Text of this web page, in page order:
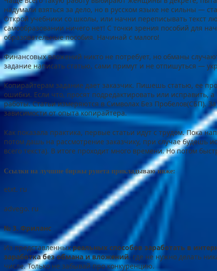
надумали взяться за дело, но в русском языке не сильны —
Открой учебники со школы, или начни переписывать текст
самообразовании ничего нет! С точки зрения пособий
образовательные пособия. Начинай с малого!
Финансовых вложений никто не потребует, но обманы
задание написать статью, сами примут и не отпишуться —
Копирайтерам задание дает заказчик. Пишешь статью, ее
ошибки. Если что, просят подредактировать или исправить, а
работы. Статьи измеряются в Символах Без Пробелов(СБП).
зависимости от опыта копирайтера.
Как показала практика, первые статьи идут с трудом. Пока
потом дашь на рассмотрение заказчику, при случае будешь
всего текста). В итоге проходит много времени. Но потом
Ссылки на лучшие биржы рунета прикладываю ниже:
etxt. ru
advego. ru
№ 3. Фриланс
Из представленныхреальных способов заработать в
заработка без обмана и вложений. где не нужно делать
числе. Только не забывай про конкуренцию.